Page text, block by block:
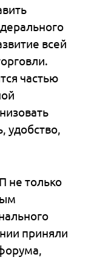
всей
частью
удобство,
не только
приняли